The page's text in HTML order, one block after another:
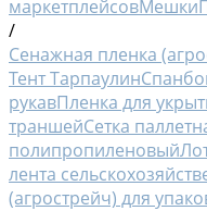
маркетплейсовМешки
/
Сенажная пленка
Тент Тарпаулин
рукавПленка для
траншейСетка
полипропиленовый
лента
(агрострейч) для